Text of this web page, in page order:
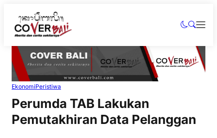
EkonomiPeristiwa
Perumda TAB Lakukan
Pemutakhiran Data Pelanggan